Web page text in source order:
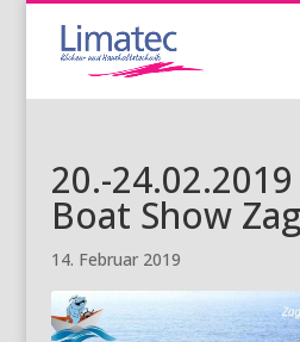
20.-
Boat Show
14. Februar 2019